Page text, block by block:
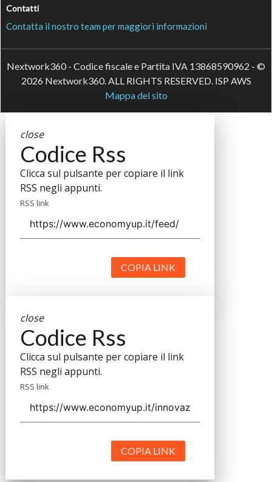
Contatti
Contatta il nostro team per maggiori informazioni
Nextwork360 - Codice fiscale e Partita IVA 13868590962 - ©
2026 Nextwork360. ALL RIGHTS RESERVED. ISP AWS
Mappa del sito
close
Codice Rss
Clicca sul pulsante per copiare il link
RSS negli appunti.
RSS link
COPIA LINK
close
Codice Rss
Clicca sul pulsante per copiare il link
RSS negli appunti.
RSS link
COPIA LINK